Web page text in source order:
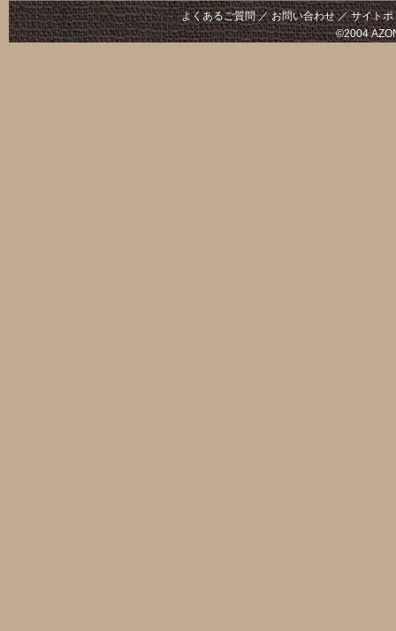
ーと
ー
モード
よくあるご質問／お問い合わせ／サイトポ
©2004